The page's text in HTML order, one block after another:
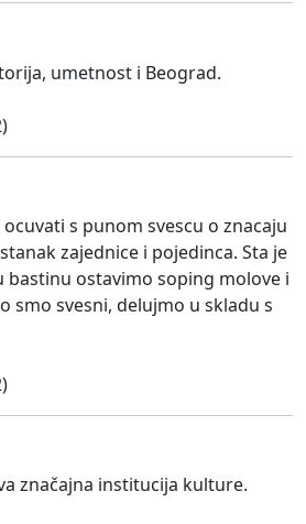
umetnost i Beograd.
s punom svescu o znacaju
zajednice i pojedinca. Sta je
bastinu ostavimo soping molove i
smo svesni, delujmo u skladu s
značajna institucija kulture.